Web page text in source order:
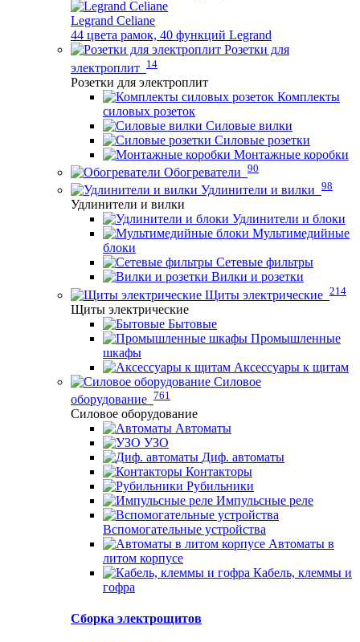
Legrand Celiane
44 цвета рамок, 40 функций Legrand
Розетки для
электроплит 14
Розетки для электроплит
Комплекты
силовых розеток
Силовые вилки
Силовые розетки
Монтажные коробки
Обогреватели 90
Удлинители и вилки 98
Удлинители и вилки
Удлинители и блоки
Мультимедийные
блоки
Сетевые фильтры
Вилки и розетки
Щиты электрические 214
Щиты электрические
Бытовые
Промышленные
шкафы
Аксессуары к щитам
Силовое
оборудование 761
Силовое оборудование
Автоматы
УЗО
Диф. автоматы
Контакторы
Рубильники
Импульсные реле
Вспомогательные устройства
Автоматы в
литом корпусе
Кабель, клеммы и
гофра
Сборка электрощитов